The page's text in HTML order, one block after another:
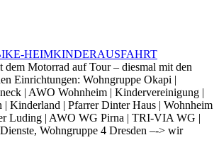
dem Motorrad auf Tour – diesmal mit den
Einrichtungen: Wohngruppe Okapi |
| AWO Wohnheim | Kindervereinigung |
| Kinderland | Pfarrer Dinter Haus | Wohnheim
Luding | AWO WG Pirna | TRI-VIA WG |
Wohngruppe 4 Dresden –-> wir